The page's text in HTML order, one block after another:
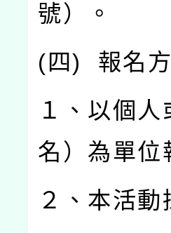
號）。
( 四) 報名
１、以個
名）為單位
２、本活動